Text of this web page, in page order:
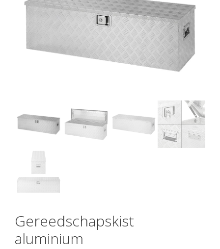
Gereedschapskist
aluminium